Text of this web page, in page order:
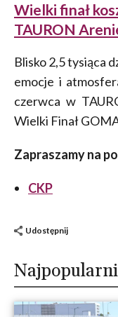
Wielki finał
TAURON
Blisko 2,5 tysiąca
emocje i
czerwca w
Wielki Finał
Zapraszamy na
CKP
Udostępnij